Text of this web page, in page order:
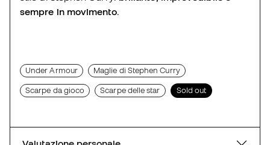
sempre in movimento.
Under Armour Maglie di Stephen Curry
Scarpe da gioco Scarpe delle star Sold out